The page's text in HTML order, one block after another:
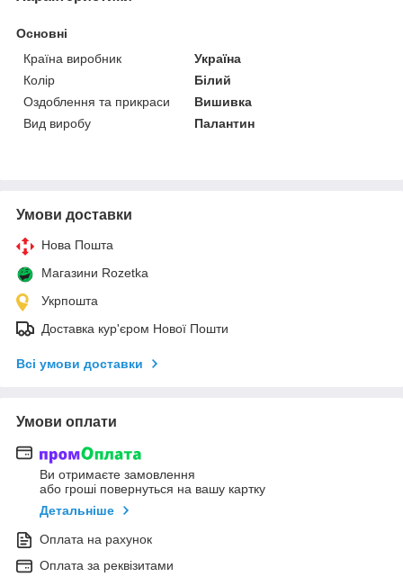
Основні
Країна виробник
Україна
Колір
Білий
Оздоблення та прикраси
Вишивка
Вид виробу
Палантин
Умови доставки
Нова Пошта
Магазини Rozetka
Укрпошта
Доставка кур'єром Нової Пошти
Всі умови доставки
Умови оплати
Ви отримаєте замовлення
або гроші повернуться на вашу картку
Детальніше
Оплата на рахунок
Оплата за реквізитами